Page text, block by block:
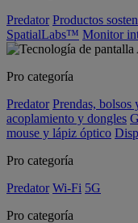
Predator Productos
SpatialLabs™ Monitor
Pro categoría
Predator Prendas, bolsos
acoplamiento y dongles
mouse y lápiz óptico
Pro categoría
Predator Wi-Fi 5G
Pro categoría